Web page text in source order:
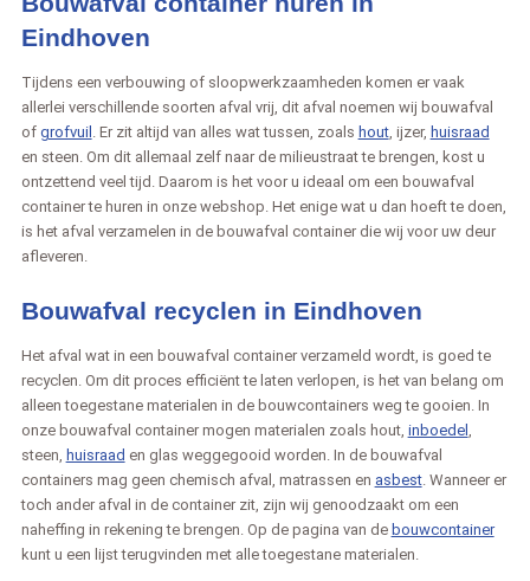
Eindhoven
Tijdens een verbouwing of sloopwerkzaamheden komen er vaak
allerlei verschillende soorten afval vrij, dit afval noemen wij bouwafval
of grofvuil . Er zit altijd van alles wat tussen, zoals hout, ijzer, huisraad
en steen. Om dit allemaal zelf naar de milieustraat te brengen, kost u
ontzettend veel tijd. Daarom is het voor u ideaal om een bouwafval
container te huren in onze webshop. Het enige wat u dan hoeft te doen,
is het afval verzamelen in de bouwafval container die wij voor uw deur
afleveren.
Bouwafval recyclen in Eindhoven
Het afval wat in een bouwafval container verzameld wordt, is goed te
recyclen. Om dit proces efficiënt te laten verlopen, is het van belang om
alleen toegestane materialen in de bouwcontainers weg te gooien. In
onze bouwafval container mogen materialen zoals hout, inboedel ,
steen, huisraad en glas weggegooid worden. In de bouwafval
containers mag geen chemisch afval, matrassen en asbest. Wanneer er
toch ander afval in de container zit, zijn wij genoodzaakt om een
naheffing in rekening te brengen. Op de pagina van de bouwcontainer
kunt u een lijst terugvinden met alle toegestane materialen.